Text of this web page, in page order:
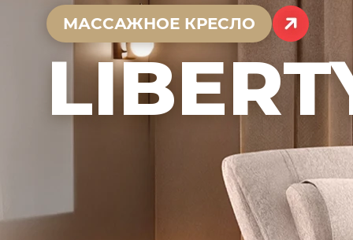
МАССАЖНОЕ КРЕСЛО